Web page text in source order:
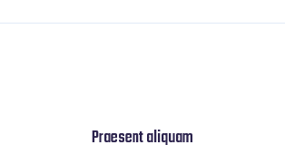
Praesent aliquam